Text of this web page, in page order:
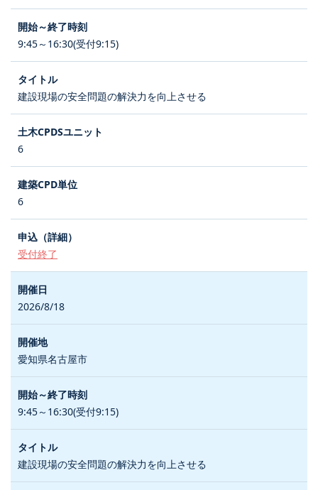
9:45～16:30(受付9:15)
建設現場の安全問題の解決力を向上させる
6
6
受付終了
2026/8/18
愛知県名古屋市
9:45～16:30(受付9:15)
建設現場の安全問題の解決力を向上させる